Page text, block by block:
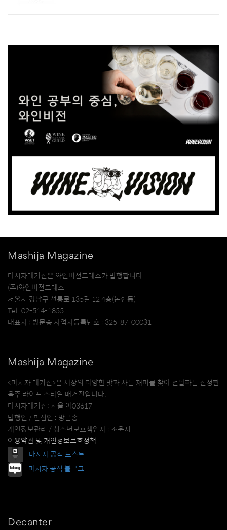
Mashija Magazine
마시자매거진은 와인비전프레스가 발행합니다.
(주)와인비전프레스
서울시 강남구 선릉로 135길 12 4층(논현동)
Tel. 02-514-1855
대표자 : 방문송 사업자등록번호 : 325-87-00031
Mashija Magazine
<마시자 매거진>은 세상의 다양한 맛과 사는 재미를 찾아 전달하는 진정한
음주 라이프 스타일 매거진입니다.
마시자매거진: 서울 아03617
발행인 / 편집인 : 방문송
개인정보관리 / 청소년보호책임자 : 조윤지
이용약관 및 개인정보보호정책
마시자 공식 포스트
마시자 공식 블로그
Decanter